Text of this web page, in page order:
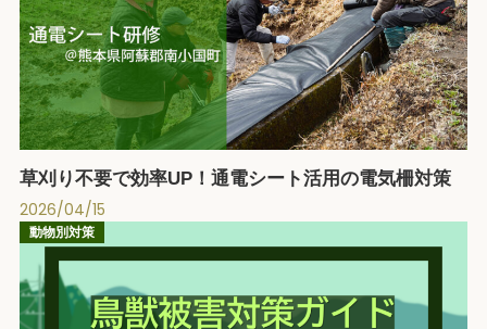
草刈り不要で効率UP！通電シート活用の電気柵対策
2026/04/15
動物別対策